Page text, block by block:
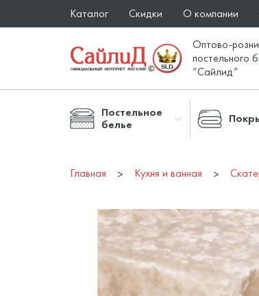
Каталог Скидки О компании
Оптово-
постельного
“Сайлид”
Постельное
белье
Главная Кухня и ванная